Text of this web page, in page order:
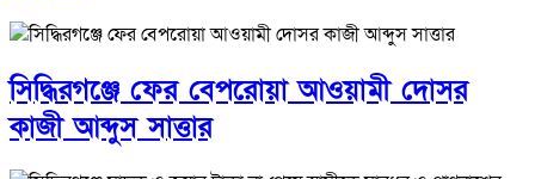
সিদ্ধিরগঞ্জে ফের বেপরোয়া আওয়ামী দোসর
কাজী আব্দুস সাত্তার